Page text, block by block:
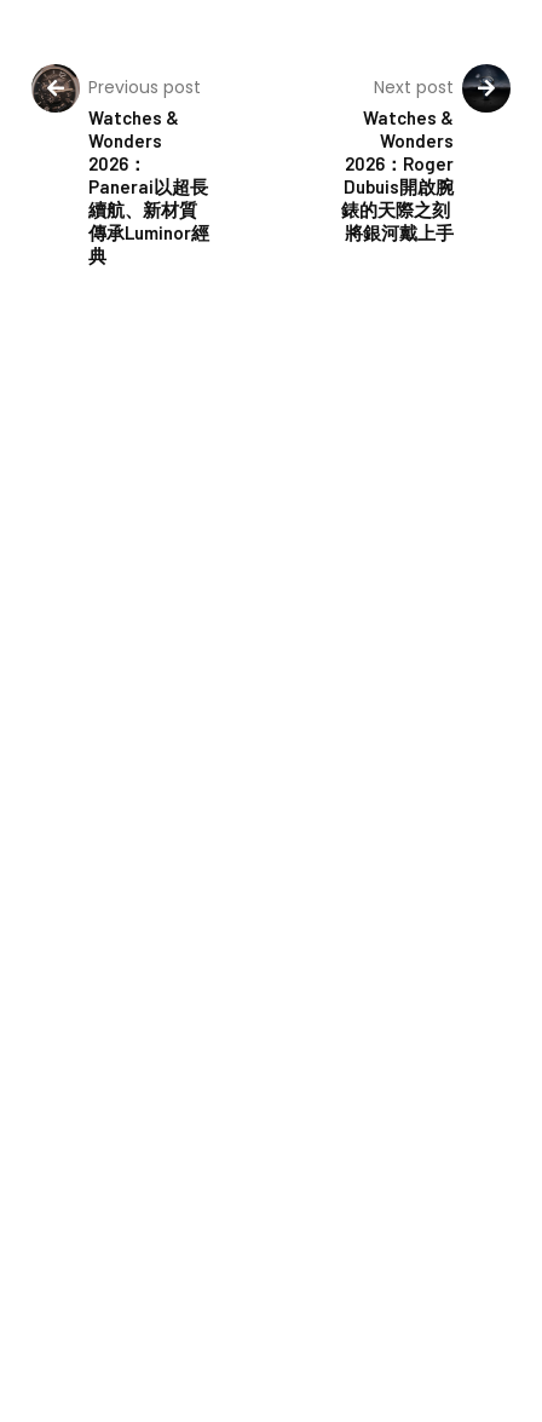
Previous post
Watches &
Wonders
2026：
Panerai以超長
續航、新材質
傳承Luminor經
典
Next post
Watches &
Wonders
2026：Roger
Dubuis開啟腕
錶的天際之刻
將銀河戴上手